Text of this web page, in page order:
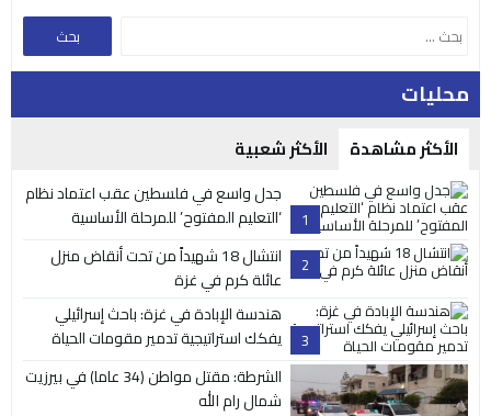
محليات
الأكثر مشاهدة الأكثر شعبية
1
جدل واسع في فلسطين عقب اعتماد نظام
‘التعليم المفتوح’ للمرحلة الأساسية
2
انتشال 18 شهيداً من تحت أنقاض منزل
عائلة كرم في غزة
3
هندسة الإبادة في غزة: باحث إسرائيلي
يفكك استراتيجية تدمير مقومات الحياة
الشرطة: مقتل مواطن (34 عاما) في بيرزيت
شمال رام الله